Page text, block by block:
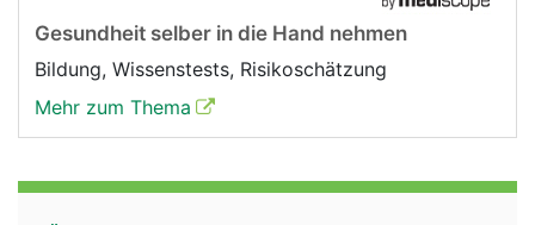
Gesundheit selber in die Hand nehmen
Bildung, Wissenstests, Risikoschätzung
Mehr zum Thema